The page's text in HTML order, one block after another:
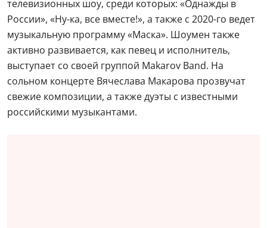
телевизионных шоу, среди которых: «Однажды в
России», «Ну-ка, все вместе!», а также с 2020-го ведет
музыкальную программу «Маска». Шоумен также
активно развивается, как певец и исполнитель,
выступает со своей группой Makarov Band. На
сольном концерте Вячеслава Макарова прозвучат
свежие композиции, а также дуэты с известными
российскими музыкантами.